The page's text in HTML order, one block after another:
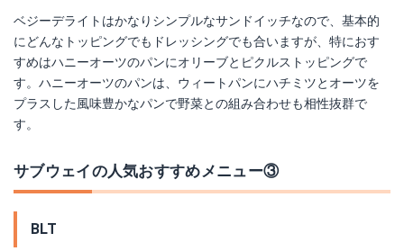
ベジーデライトはかなりシンプルなサンドイッチなので、基本的
にどんなトッピングでもドレッシングでも合いますが、特におす
すめはハニーオーツのパンにオリーブとピクルストッピングで
す。ハニーオーツのパンは、ウィートパンにハチミツとオーツを
プラスした風味豊かなパンで野菜との組み合わせも相性抜群で
す。
サブウェイの人気おすすめメニュー③
BLT